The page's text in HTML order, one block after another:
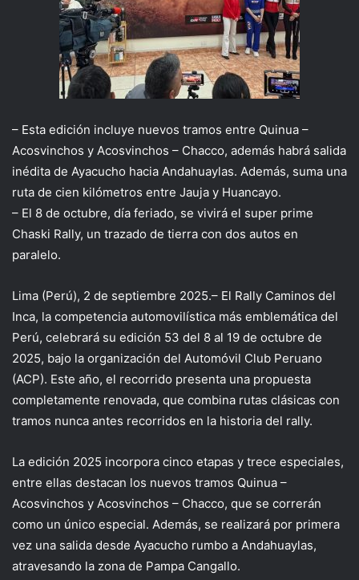
– Esta edición incluye nuevos tramos entre Quinua –
Acosvinchos y Acosvinchos – Chacco, además habrá salida
inédita de Ayacucho hacia Andahuaylas. Además, suma una
ruta de cien kilómetros entre Jauja y Huancayo.
– El 8 de octubre, día feriado, se vivirá el super prime
Chaski Rally, un trazado de tierra con dos autos en
paralelo.
Lima (Perú), 2 de septiembre 2025.– El Rally Caminos del
Inca, la competencia automovilística más emblemática del
Perú, celebrará su edición 53 del 8 al 19 de octubre de
2025, bajo la organización del Automóvil Club Peruano
(ACP). Este año, el recorrido presenta una propuesta
completamente renovada, que combina rutas clásicas con
tramos nunca antes recorridos en la historia del rally.
La edición 2025 incorpora cinco etapas y trece especiales,
entre ellas destacan los nuevos tramos Quinua –
Acosvinchos y Acosvinchos – Chacco, que se correrán
como un único especial. Además, se realizará por primera
vez una salida desde Ayacucho rumbo a Andahuaylas,
atravesando la zona de Pampa Cangallo.